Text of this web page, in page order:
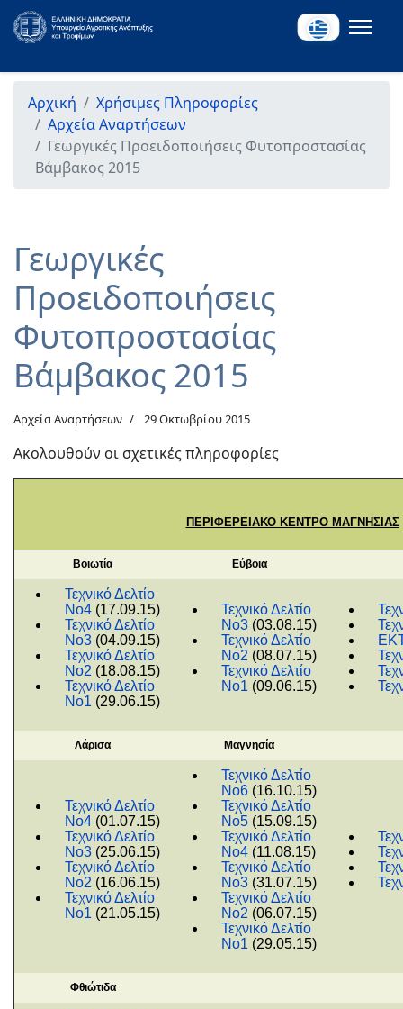
Αρχική
Χρήσιμες Πληροφορίες
Αρχεία Αναρτήσεων
Γεωργικές Προειδοποιήσεις Φυτοπροστασίας
Βάμβακος 2015
Γεωργικές
Προειδοποιήσεις
Φυτοπροστασίας
Βάμβακος 2015
Αρχεία Αναρτήσεων 29 Οκτωβρίου 2015
Ακολουθούν οι σχετικές πληροφορίες
ΠΕΡΙΦΕΡΕΙΑΚΟ ΚΕΝΤΡΟ ΜΑΓΝΗΣΙΑΣ
Βοιωτία Εύβοια
Τεχνικό Δελτίο
Νο4 (17.09.15)
Τεχνικό Δελτίο
Νο3 (04.09.15)
Τεχνικό Δελτίο
Νο2 (18.08.15)
Τεχνικό Δελτίο
Νο1 (29.06.15)
Τεχνικό Δελτίο
Νο3 (03.08.15)
Τεχνικό Δελτίο
Νο2 (08.07.15)
Τεχνικό Δελτίο
Νο1 (09.06.15)
Λάρισα Μαγνησία
Τεχνικό Δελτίο
Νο4 (01.07.15)
Τεχνικό Δελτίο
Νο3 (25.06.15)
Τεχνικό Δελτίο
Νο2 (16.06.15)
Τεχνικό Δελτίο
Νο1 (21.05.15)
Τεχνικό Δελτίο
Νο6 (16.10.15)
Τεχνικό Δελτίο
Νο5 (15.09.15)
Τεχνικό Δελτίο
Νο4 (11.08.15)
Τεχνικό Δελτίο
Νο3 (31.07.15)
Τεχνικό Δελτίο
Νο2 (06.07.15)
Τεχνικό Δελτίο
Νο1 (29.05.15)
Φθιώτιδα